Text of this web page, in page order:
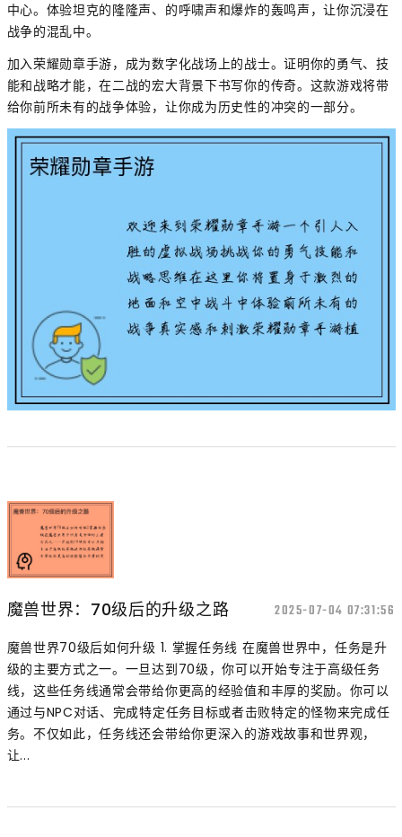
中心。体验坦克的隆隆声、的呼啸声和爆炸的轰鸣声，让你沉浸在
战争的混乱中。
加入荣耀勋章手游，成为数字化战场上的战士。证明你的勇气、技
能和战略才能，在二战的宏大背景下书写你的传奇。这款游戏将带
给你前所未有的战争体验，让你成为历史性的冲突的一部分。
魔兽世界：70级后的升级之路 2025-07-04 07:31:56
魔兽世界70级后如何升级 1. 掌握任务线 在魔兽世界中，任务是升
级的主要方式之一。一旦达到70级，你可以开始专注于高级任务
线，这些任务线通常会带给你更高的经验值和丰厚的奖励。你可以
通过与NPC对话、完成特定任务目标或者击败特定的怪物来完成任
务。不仅如此，任务线还会带给你更深入的游戏故事和世界观，
让...